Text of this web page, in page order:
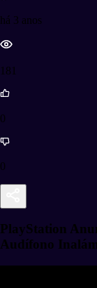
há 3 anos
181
0
0
PlayStation
Audífono